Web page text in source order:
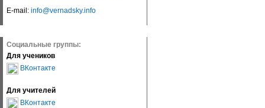
E-mail: info@vernadsky.info
Социальные группы:
Для учеников
ВКонтакте
Для учителей
ВКонтакте